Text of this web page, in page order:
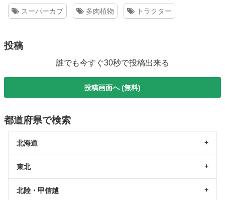
スーパーカブ 多肉植物 トラクター
投稿
誰でも今すぐ30秒で投稿出来る
投稿画面へ (無料)
都道府県で検索
北海道
東北
北陸・甲信越